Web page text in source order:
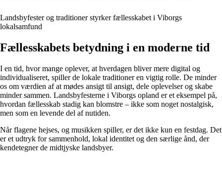
Landsbyfester og traditioner styrker fællesskabet i Viborgs
lokalsamfund
Fællesskabets betydning i en moderne tid
I en tid, hvor mange oplever, at hverdagen bliver mere digital og
individualiseret, spiller de lokale traditioner en vigtig rolle. De minder
os om værdien af at mødes ansigt til ansigt, dele oplevelser og skabe
minder sammen. Landsbyfesterne i Viborgs opland er et eksempel på,
hvordan fællesskab stadig kan blomstre – ikke som noget nostalgisk,
men som en levende del af nutiden.
Når flagene hejses, og musikken spiller, er det ikke kun en festdag. Det
er et udtryk for sammenhold, lokal identitet og den særlige ånd, der
kendetegner de midtjyske landsbyer.